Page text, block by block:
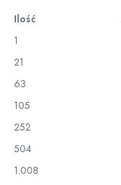
Ilość
1
21
63
105
252
504
1.008